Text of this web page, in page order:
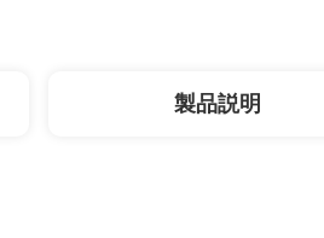
製品説明